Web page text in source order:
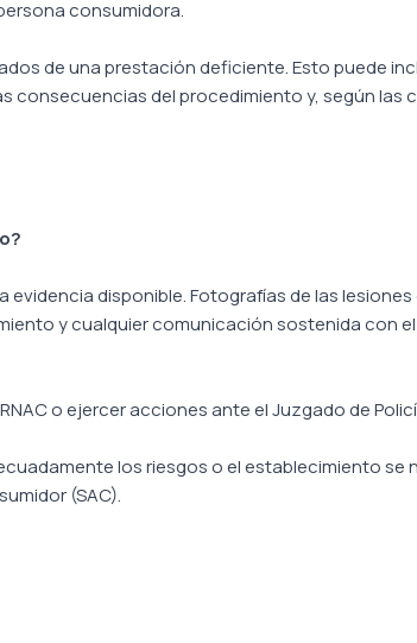
consumidora.
de una prestación deficiente. Esto puede
consecuencias del procedimiento y, según
disponible. Fotografías de las
y cualquier comunicación sostenida con
o ejercer acciones ante el Juzgado de
los riesgos o el establecimiento se
(SAC).